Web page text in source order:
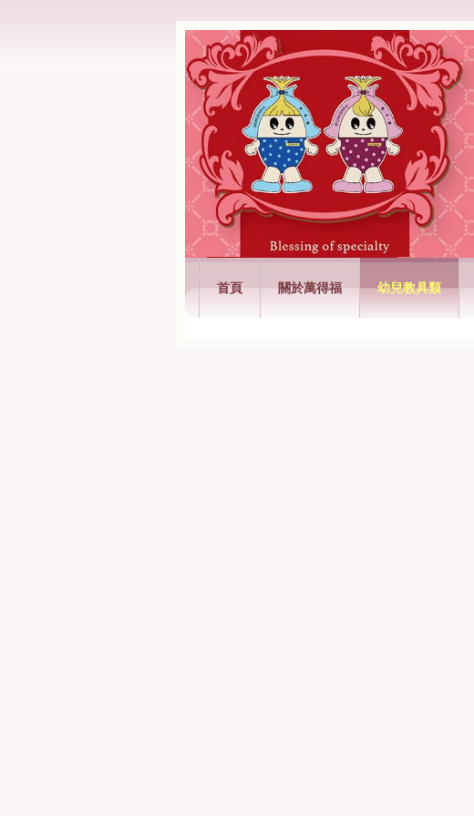
萬得福興業有限公司
首頁 關於萬得福 幼兒教具類